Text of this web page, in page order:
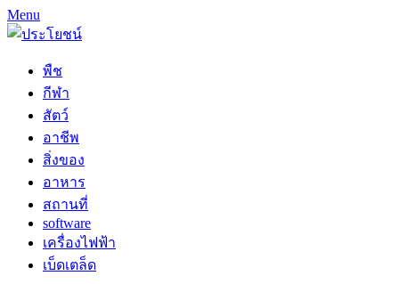
Menu
พืช
กีฬา
สัตว์
อาชีพ
สิ่งของ
อาหาร
สถานที่
software
เครื่องไฟฟ้า
เบ็ดเตล็ด